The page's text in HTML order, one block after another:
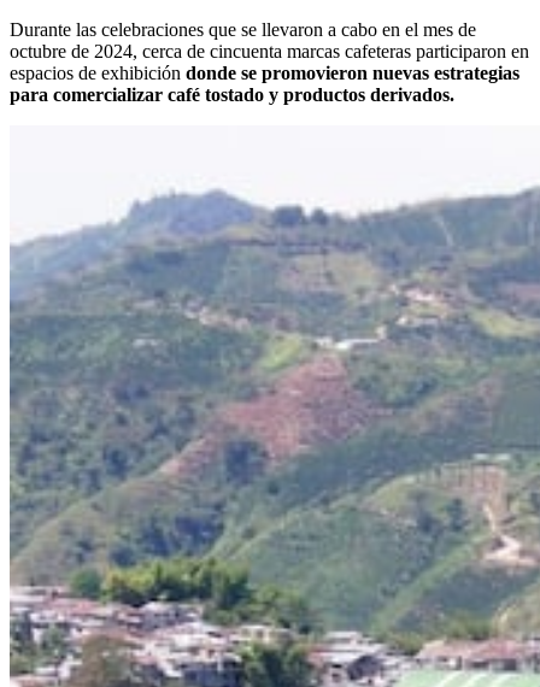
Durante las celebraciones que se llevaron a cabo en el mes de
octubre de 2024, cerca de cincuenta marcas cafeteras participaron en
espacios de exhibición donde se promovieron nuevas estrategias
para comercializar café tostado y productos derivados.